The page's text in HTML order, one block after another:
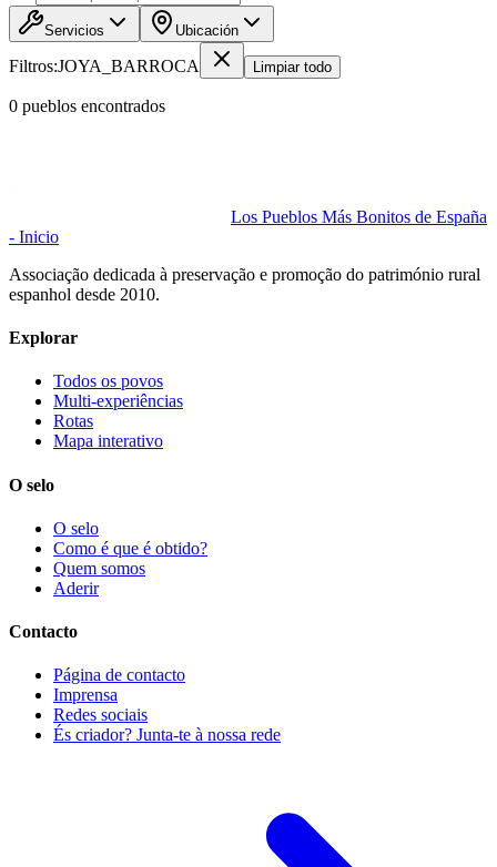
Servicios Ubicación
Filtros:JOYA_BARROCA Limpiar todo
0 pueblos encontrados
Los Pueblos Más Bonitos de España
- Inicio
Associação dedicada à preservação e promoção do património rural
espanhol desde 2010.
Explorar
Todos os povos
Multi-experiências
Rotas
Mapa interativo
O selo
O selo
Como é que é obtido?
Quem somos
Aderir
Contacto
Página de contacto
Imprensa
Redes sociais
És criador? Junta-te à nossa rede